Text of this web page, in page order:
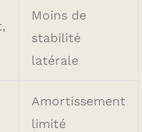
Moins de
stabilité
latérale
Amortissement
limité